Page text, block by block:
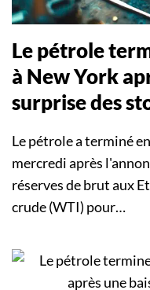
Le pétrole
à New York
surprise des
Le pétrole a terminé
mercredi après
réserves de brut aux
crude (WTI) pour…